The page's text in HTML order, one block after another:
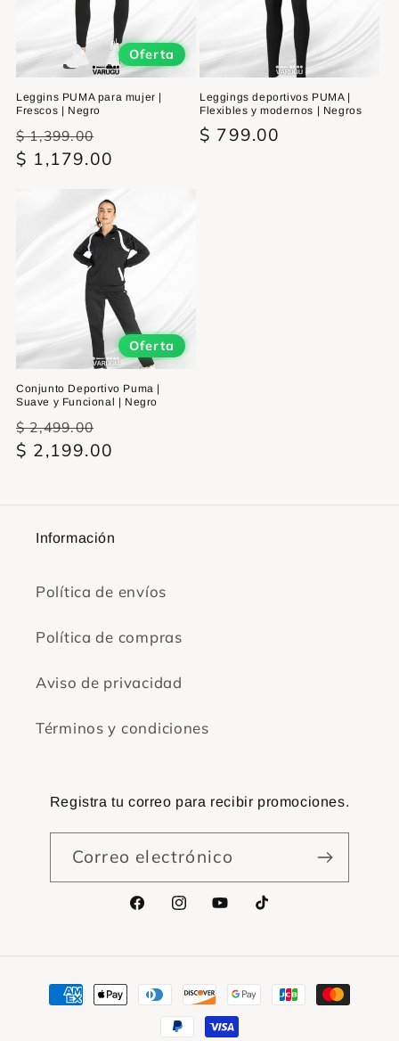
Oferta
Leggins PUMA para mujer |
Frescos | Negro
Precio
habitual
$ 1,399.00
de
$ 1,179.00
Leggings deportivos PUMA |
Flexibles y modernos | Negros
Precio
$ 799.00
Oferta
Conjunto Deportivo Puma |
Suave y Funcional | Negro
Precio
habitual
$ 2,499.00
de
$ 2,199.00
Información
Política de envíos
Política de compras
Aviso de privacidad
Términos y condiciones
Registra tu correo para recibir promociones.
Correo electrónico
FacebookInstagramYouTubeTikTok
Formas
de